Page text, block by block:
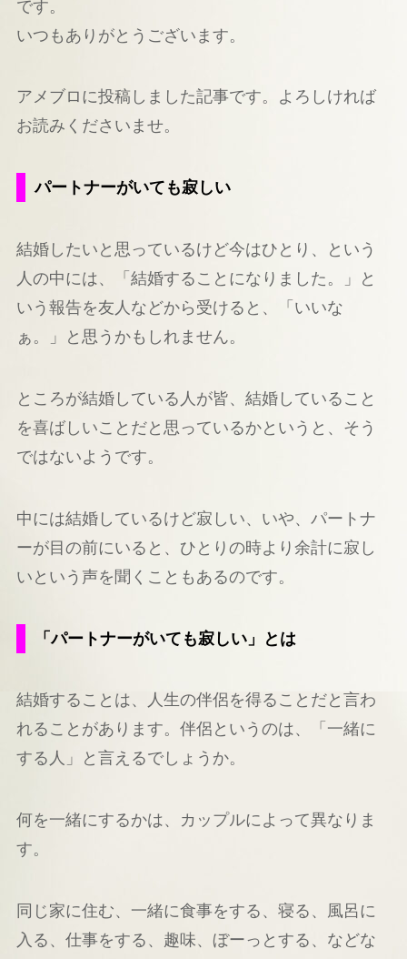
です。
いつもありがとうございます。
アメブロに投稿しました記事です。よろしければ
お読みくださいませ。
パートナーがいても寂しい
結婚したいと思っているけど今はひとり、という
人の中には、「結婚することになりました。」と
いう報告を友人などから受けると、「いいな
ぁ。」と思うかもしれません。
ところが結婚している人が皆、結婚していること
を喜ばしいことだと思っているかというと、そう
ではないようです。
中には結婚しているけど寂しい、いや、パートナ
ーが目の前にいると、ひとりの時より余計に寂し
いという声を聞くこともあるのです。
「パートナーがいても寂しい」とは
結婚することは、人生の伴侶を得ることだと言わ
れることがあります。伴侶というのは、「一緒に
する人」と言えるでしょうか。
何を一緒にするかは、カップルによって異なりま
す。
同じ家に住む、一緒に食事をする、寝る、風呂に
入る、仕事をする、趣味、ぼーっとする、などな